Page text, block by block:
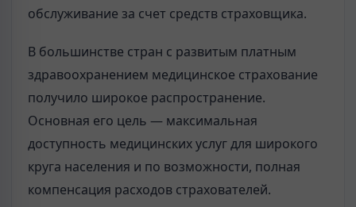
обслуживание за счет средств страховщика.
В большинстве стран с развитым платным
здравоохранением медицинское страхование
получило широкое распространение.
Основная его цель — максимальная
доступность медицинских услуг для широкого
круга населения и по возможности, полная
компенсация расходов страхователей.